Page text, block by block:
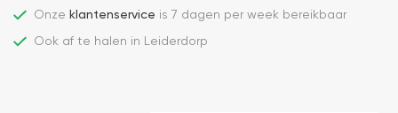
Onze klantenservice is 7 dagen per week bereikbaar
Ook af te halen in Leiderdorp